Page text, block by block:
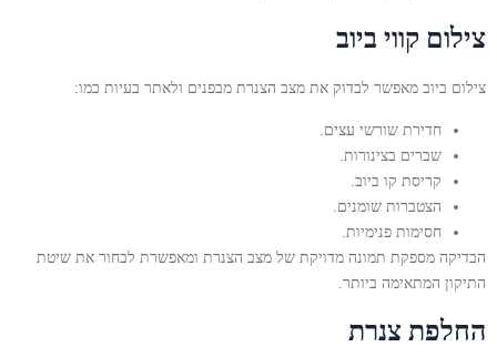
צילום קווי ביוב
צילום ביוב מאפשר לבדוק את מצב הצנרת מבפנים ולאתר בעיות כמו:
חדירת שורשי עצים.
שברים בצינורות.
קריסת קו ביוב.
הצטברות שומנים.
חסימות פנימיות.
הבדיקה מספקת תמונה מדויקת של מצב הצנרת ומאפשרת לבחור את שיטת
התיקון המתאימה ביותר.
החלפת צנרת